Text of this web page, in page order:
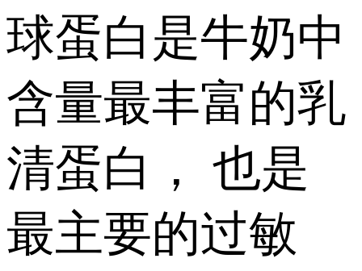
球蛋白是牛奶中
含量最丰富的乳
清蛋白， 也是
最主要的过敏